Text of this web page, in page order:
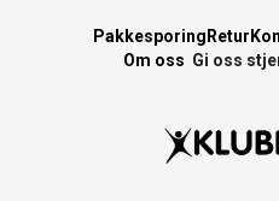
Pakkesporing Retur
Om oss Gi oss